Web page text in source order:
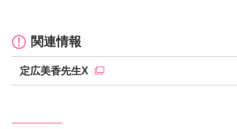
関連情報
定広美香先生X